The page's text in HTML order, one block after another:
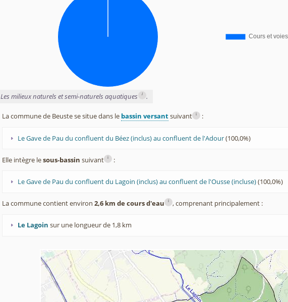
Les milieux naturels et semi-naturels aquatiques i .
La commune de Beuste se situe dans le bassin versantsuivant i :
Le Gave de Pau du confluent du Béez (inclus) au confluent de l'Adour(100,0%)
Elle intègre lesous-bassin suivant i :
Le Gave de Pau du confluent du Lagoin (inclus) au confluent de l'Ousse (incluse)(100,0%)
La commune contient environ 2,6 km de cours d'eau i , comprenant principalement :
Le Lagoin sur une longueur de 1,8 km